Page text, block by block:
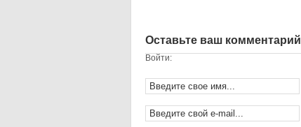
Оставьте ваш комментарий
Войти: